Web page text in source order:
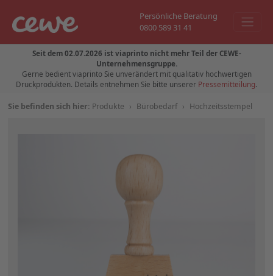
Persönliche Beratung
0800 589 31 41
Seit dem 02.07.2026 ist viaprinto nicht mehr Teil der CEWE-
Unternehmensgruppe.
Gerne bedient viaprinto Sie unverändert mit qualitativ hochwertigen
Druckprodukten. Details entnehmen Sie bitte unserer Pressemitteilung.
Sie befinden sich hier: Produkte › Bürobedarf› Hochzeitsstempel